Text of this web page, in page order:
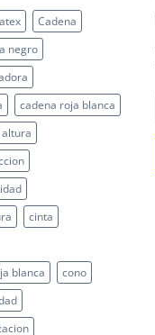
atex
Cadena
negro
cadena roja blanca
cinta
blanca
cono